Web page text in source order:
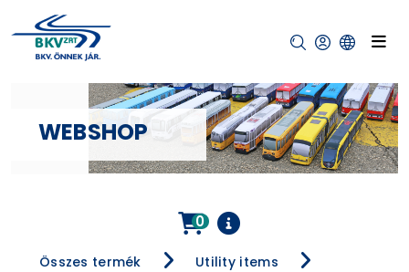
WEBSHOP
Összes termék Utility items
0